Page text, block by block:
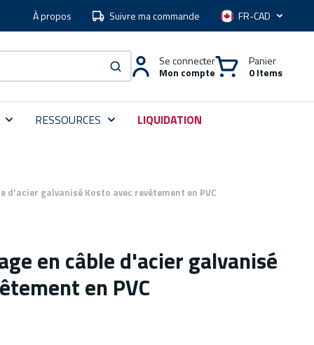
À propos Suivre ma commande Langue
soumettre une recherche
Se connecter
Mon compte
Panier
0 Items
RESSOURCES LIQUIDATION
d'acier galvanisé Kosto avec revêtement en PVC
en câble d'acier galvanisé
en PVC